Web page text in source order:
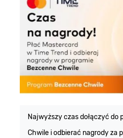
Najwyższy czas dołączyć do
Chwile i odbierać nagrody za